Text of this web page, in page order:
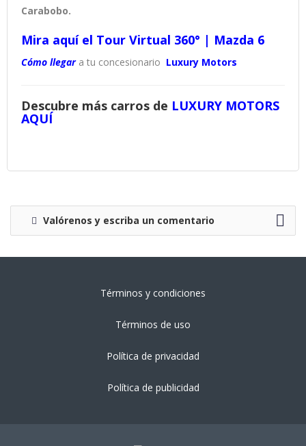
Carabobo.
Mira aquí el Tour Virtual 360° | Mazda 6
Cómo llegar a tu concesionario Luxury Motors
Descubre más carros de LUXURY MOTORS
AQUÍ
Valórenos y escriba un comentario
Términos y condiciones
Términos de uso
Política de privacidad
Política de publicidad